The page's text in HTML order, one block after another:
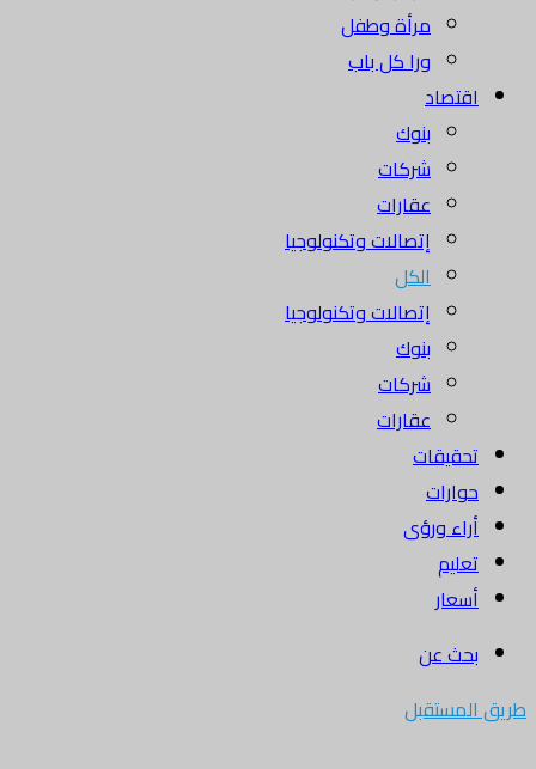
مرأة وطفل
ورا كل باب
اقتصاد
بنوك
شركات
عقارات
إتصالات وتكنولوجيا
الكل
إتصالات وتكنولوجيا
بنوك
شركات
عقارات
تحقيقات
حوارات
أراء ورؤى
تعليم
أسعار
بحث عن
طريق المستقبل